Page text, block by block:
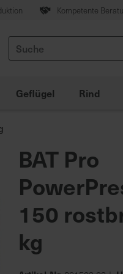
Kompetente
Suche
Geflügel Rind
BAT Pro
150
kg